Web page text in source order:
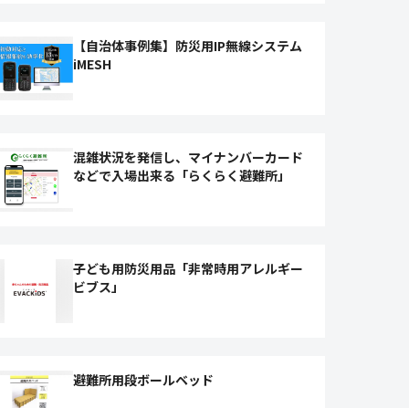
【自治体事例集】防災用IP無線システム
iMESH
混雑状況を発信し、マイナンバーカード
などで入場出来る「らくらく避難所」
子ども用防災用品「非常時用アレルギー
ビブス」
避難所用段ボールベッド